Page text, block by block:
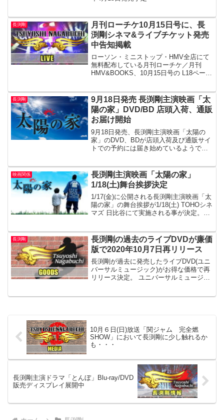
長渕剛
月刊ローチケ10月15日号に、長
渕剛シネマ&ライブチケット発売
中告知掲載
ローソン・ミニストップ・HMV全店にて
無料配布している月刊ローチケ／月刊
HMV&BOOKS、10月15日号の L18ページ
知が掲載さ...
長渕剛
9月18日発売 長渕剛主演映画「太
陽の家」DVD/BD 店頭入荷、通販
お届け開始
9月18日発売、長渕剛主演映画「太陽の
家」のDVD、BDが店頭入荷及び通販サイ
トでの予約には届き始めているようで
像の予告編集は約2分ほどになるようで
す。どうせな...
映画関係
長渕剛主演映画「太陽の家」
1/18(土)舞台挨拶決定
1/17(金)に公開される長渕剛主演映画「太
陽の家」の舞台挨拶が1/18(土) TOHOシネ
マズ 日比谷にて実施される事が決定。
ゆ、潤浩、瑛太、広末涼子、権野元監
督...
長渕剛
長渕剛の過去のライブDVDが廉価
版で2020年10月7日再リリース
長渕剛が過去に発売したライブDVD(ユニ
バーサルミュージック)がお得な価格で再
リリース決定。 ユニバーサルミュージッ
10月６日(日)放送「関ジャム 完全燃
SHOW」において長渕剛に少し触れるか
も・・・
長渕剛主演ドラマ「とんぼ」Blu-ray/DVD
販売ディスプレイ展開中